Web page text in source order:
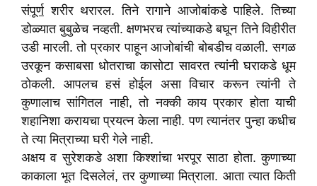
संपूर्णशरीर थरारल. तिने रागाने आजोबांकडे पाहिले. तिच्या
डोळ्यात बुबुळेच नव्हती. क्षणभरच त्यांच्याकडे बघून तिने विहीरीत
उडी मारली. तो प्रकार पाहून आजोबांची बोबडीच वळाली. सगळ
उरकून कसाबसा धोतराचा कासोटा सावरत त्यांनी घराकडे धूम
ठोकली. आपलच हसं होईल असा विचार करून त्यांनी ते
कुणालाच सांगितल नाही, तो नक्की काय प्रकार होता याची
शहानिशा करायचा प्रयत्न केला नाही. पण त्यानंतर पुन्हा कधीच
ते त्या मित्राच्या घरी गेले नाही.
अक्षय व सुरेशकडे अशा किश्शांचा भरपूर साठा होता. कुणाच्या
काकाला भूत दिसलेलं, तर कुणाच्या मित्राला. आता त्यात किती